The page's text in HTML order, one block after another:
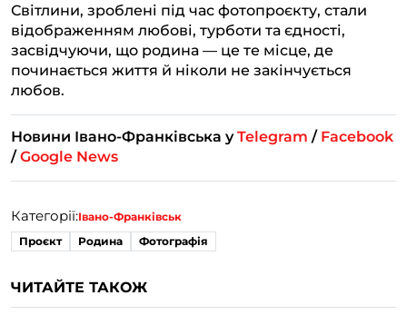
Світлини, зроблені під час фотопроєкту, стали
відображенням любові, турботи та єдності,
засвідчуючи, що родина — це те місце, де
починається життя й ніколи не закінчується
любов.
Новини Івано-Франківська уTelegram / Facebook
/Google News
Категорії:Івано-Франківськ
Проєкт
Родина Фотографія
ЧИТАЙТЕ ТАКОЖ